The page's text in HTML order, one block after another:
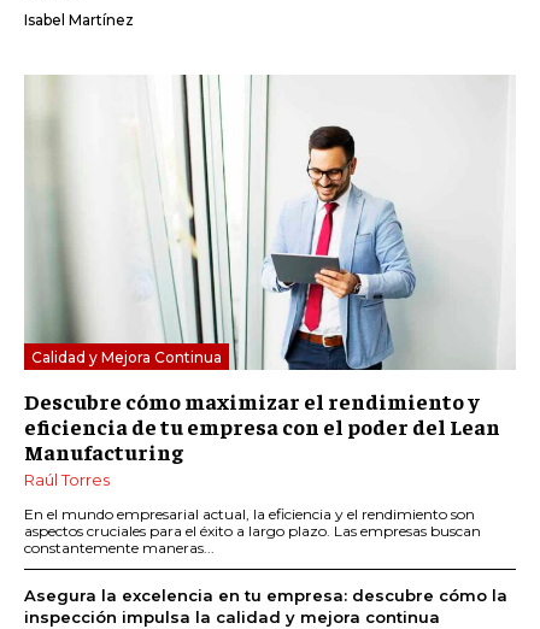
Isabel Martínez
Calidad y Mejora Continua
Descubre cómo maximizar el rendimiento y
eficiencia de tu empresa con el poder del Lean
Manufacturing
Raúl Torres
En el mundo empresarial actual, la eficiencia y el rendimiento son
aspectos cruciales para el éxito a largo plazo. Las empresas buscan
constantemente maneras...
Asegura la excelencia en tu empresa: descubre cómo la
inspección impulsa la calidad y mejora continua